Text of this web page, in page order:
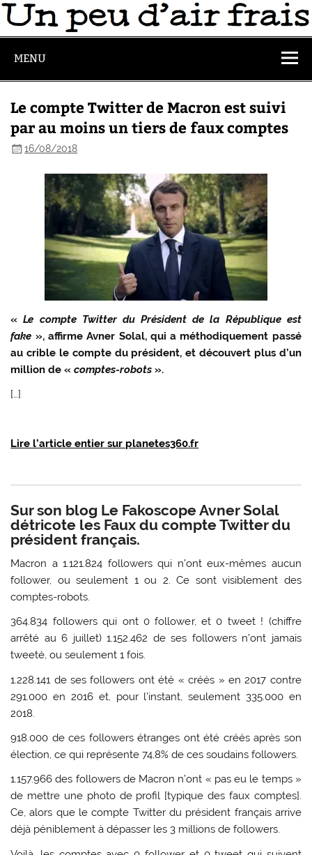
MENU
Le compte Twitter de Macron est suivi
par au moins un tiers de faux comptes
16/08/2018
«Le compte Twitter du Président de la République est
fake », affirme Avner Solal, qui a méthodiquement passé
au crible le compte du président, et découvert plus d’un
million de «comptes-robots ».
[…]
Lire l’article entier sur planetes360.fr
Sur son blog Le Fakoscope Avner Solal
détricote les Faux du compte Twitter du
président français.
Macron a 1.121.824 followers qui n’ont eux-mêmes aucun
follower, ou seulement 1 ou 2. Ce sont visiblement des
comptes-robots.
364.834 followers qui ont 0 follower, et 0 tweet ! (chiffre
arrêté au 6 juillet) 1.152.462 de ses followers n’ont jamais
tweeté, ou seulement 1 fois.
1.228.141 de ses followers ont été « créés » en 2017 contre
291.000 en 2016 et, pour l’instant, seulement 335.000 en
2018.
918.000 de ces followers étranges ont été créés après son
élection, ce qui représente 74,8% de ces soudains followers.
1.157.966 des followers de Macron n’ont « pas eu le temps »
de mettre une photo de profil [typique des faux comptes].
Ce, alors que le compte Twitter du président français arrive
déjà péniblement à dépasser les 3 millions de followers.